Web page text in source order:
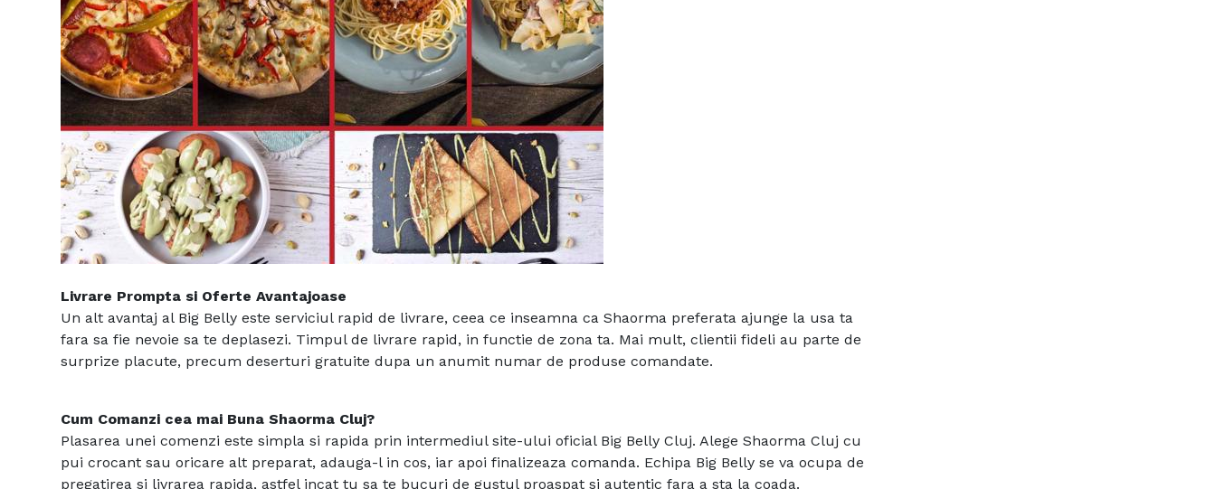
Livrare Prompta si Oferte Avantajoase
Un alt avantaj al Big Belly este serviciul rapid de livrare, ceea ce inseamna ca Shaorma preferata ajunge la usa ta
fara sa fie nevoie sa te deplasezi. Timpul de livrare rapid, in functie de zona ta. Mai mult, clientii fideli au parte de
surprize placute, precum deserturi gratuite dupa un anumit numar de produse comandate.
Cum Comanzi cea mai Buna Shaorma Cluj?
Plasarea unei comenzi este simpla si rapida prin intermediul site-ului oficial Big Belly Cluj. Alege Shaorma Cluj cu
pui crocant sau oricare alt preparat, adauga-l in cos, iar apoi finalizeaza comanda. Echipa Big Belly se va ocupa de
pregatirea si livrarea rapida, astfel incat tu sa te bucuri de gustul proaspat si autentic fara a sta la coada.